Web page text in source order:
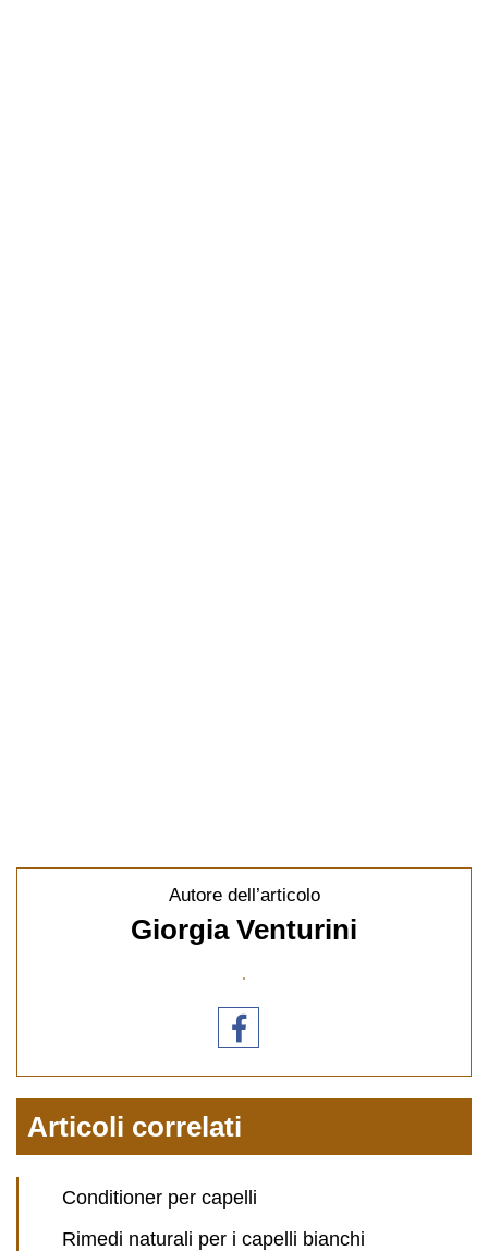
Autore dell’articolo
Giorgia Venturini
Articoli correlati
Conditioner per capelli
Rimedi naturali per i capelli bianchi